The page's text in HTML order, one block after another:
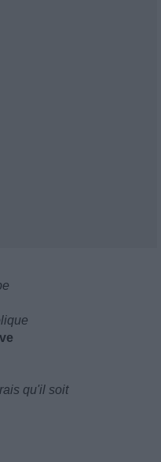
qu'il soit